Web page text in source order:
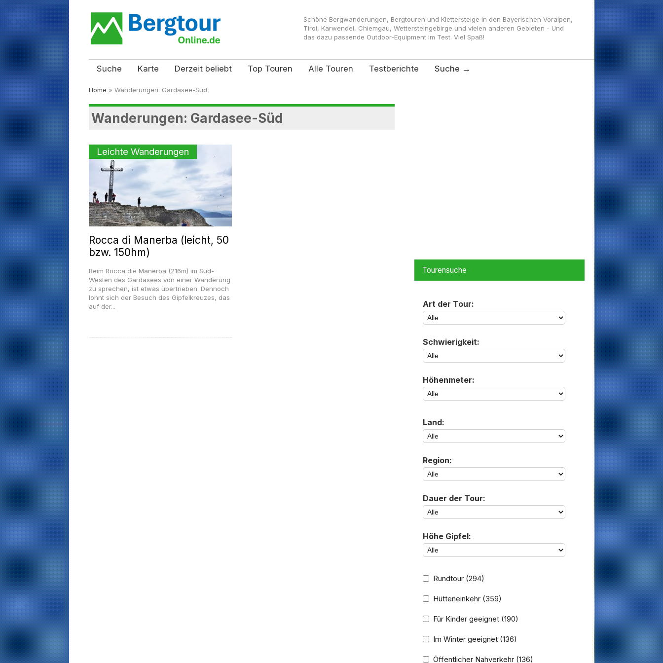
Schöne Bergwanderungen, Bergtouren und Klettersteige in den Bayerischen Voralpen,
Tirol, Karwendel, Chiemgau, Wettersteingebirge und vielen anderen Gebieten - Und
das dazu passende Outdoor-Equipment im Test. Viel Spaß!
Suche Karte Derzeit beliebt Top Touren Alle Touren Testberichte Suche →
Home » Wanderungen: Gardasee-Süd
Wanderungen: Gardasee-Süd
Leichte Wanderungen
Rocca di Manerba (leicht, 50
bzw. 150hm)
Beim Rocca die Manerba (216m) im Süd-
Westen des Gardasees von einer Wanderung
zu sprechen, ist etwas übertrieben. Dennoch
lohnt sich der Besuch des Gipfelkreuzes, das
auf der...
Tourensuche
Art der Tour:
Schwierigkeit:
Höhenmeter:
Land:
Region:
Dauer der Tour:
Höhe Gipfel:
Rundtour (294)
Hütteneinkehr (359)
Für Kinder geeignet (190)
Im Winter geeignet (136)
Öffentlicher Nahverkehr (136)